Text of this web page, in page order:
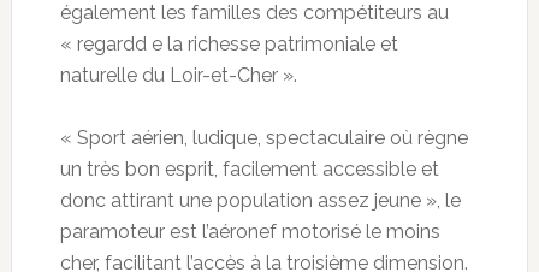
également les familles des compétiteurs au
« regardd e la richesse patrimoniale et
naturelle du Loir-et-Cher ».
« Sport aérien, ludique, spectaculaire où règne
un très bon esprit, facilement accessible et
donc attirant une population assez jeune », le
paramoteur est l’aéronef motorisé le moins
cher, facilitant l’accès à la troisième dimension.